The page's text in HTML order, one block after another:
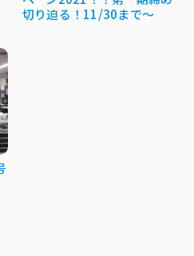
切り迫る！11/30まで～